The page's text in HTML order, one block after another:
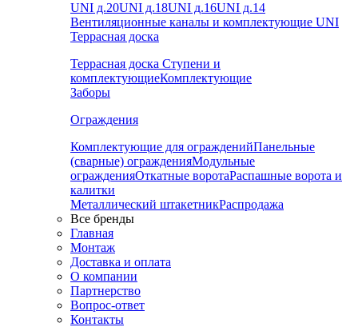
UNI д.20UNI д.18UNI д.16UNI д.14
Вентиляционные каналы и комплектующие UNI
Террасная доска
Террасная доска Ступени и
комплектующиеКомплектующие
Заборы
Ограждения
Комплектующие для огражденийПанельные
(сварные) огражденияМодульные
огражденияОткатные воротаРаспашные ворота и
калитки
Металлический штакетникРаспродажа
Все бренды
Главная
Монтаж
Доставка и оплата
О компании
Партнерство
Вопрос-ответ
Контакты